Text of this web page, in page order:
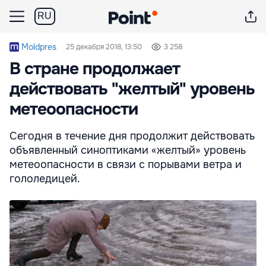
RU
Moldpres 25 декабря 2018, 13:50 3 258
В стране продолжает
действовать "желтый" уровень
метеоопасности
Сегодня в течение дня продолжит действовать
объявленный синоптиками «желтый» уровень
метеоопасности в связи с порывами ветра и
гололедицей.